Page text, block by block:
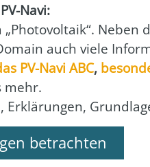
Navi:
Neben
auch vie­le
PV-Navi ABC,
mehr.
Erklä­run­gen,
betrachten